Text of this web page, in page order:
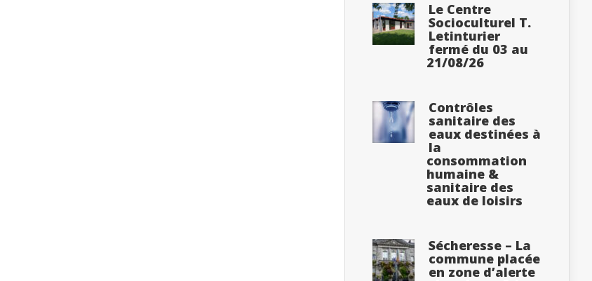
Le Centre
Socioculturel T.
Letinturier
fermé du 03 au
21/08/26
Contrôles
sanitaire des
eaux destinées à
la
consommation
humaine &
sanitaire des
eaux de loisirs
Sécheresse – La
commune placée
en zone d’alerte